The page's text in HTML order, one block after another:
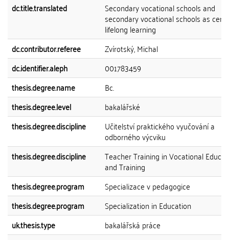
dc.title.translated
Secondary vocational schools and
secondary vocational schools as
lifelong learning
dc.contributor.referee
Zvírotský, Michal
dc.identifier.aleph
001783459
thesis.degree.name
Bc.
thesis.degree.level
bakalářské
thesis.degree.discipline
Učitelství praktického vyučování a
odborného výcviku
thesis.degree.discipline
Teacher Training in Vocational
and Training
thesis.degree.program
Specializace v pedagogice
thesis.degree.program
Specialization in Education
uk.thesis.type
bakalářská práce